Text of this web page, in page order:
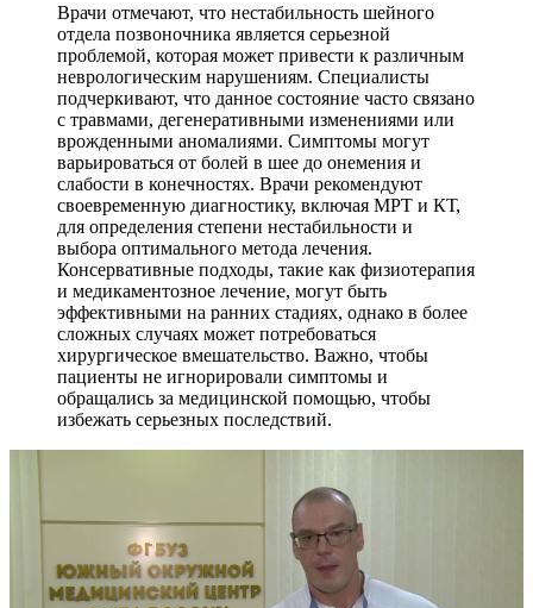
Врачи отмечают, что нестабильность шейного
отдела позвоночника является серьезной
проблемой, которая может привести к различным
неврологическим нарушениям. Специалисты
подчеркивают, что данное состояние часто связано
с травмами, дегенеративными изменениями или
врожденными аномалиями. Симптомы могут
варьироваться от болей в шее до онемения и
слабости в конечностях. Врачи рекомендуют
своевременную диагностику, включая МРТ и КТ,
для определения степени нестабильности и
выбора оптимального метода лечения.
Консервативные подходы, такие как физиотерапия
и медикаментозное лечение, могут быть
эффективными на ранних стадиях, однако в более
сложных случаях может потребоваться
хирургическое вмешательство. Важно, чтобы
пациенты не игнорировали симптомы и
обращались за медицинской помощью, чтобы
избежать серьезных последствий.